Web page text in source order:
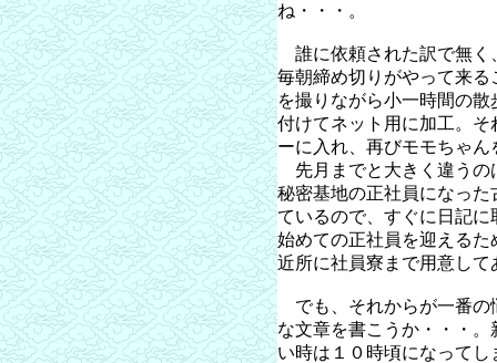
ね・・・。
誰に依頼された訳で無く
毎朝締め切りがやって来
を撮りながら小一時間の
付けてネット用に加工。
ーに入れ、再びモモちゃ
先月までと大きく違うの
秘密基地の正社員になっ
ているので、すぐに日記
始めての正社員を迎える
近所に社員寮まで用意して
でも、それからが一番の
な文章を書こうか・・・
い時は１０時頃になって